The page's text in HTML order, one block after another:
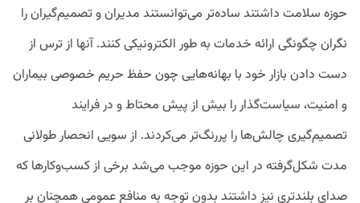
حوزه سلامت داشتند ساده‌تر می‌توانستند مدیران و تصمیم‌گیران را
نگران چگونگی ارائه خدمات به طور الکترونیکی کنند. آنها از ترس از
دست دادن بازار خود با بهانه‌هایی چون حفظ حریم خصوصی بیماران
و امنیت، سیاست‌گذار را بیش ‌از پیش محتاط و در فرایند
تصمیم‌گیری چالش‌ها را پررنگ‌تر می‌کردند. از سویی انحصار طولانی
مدت شکل‌گرفته در این حوزه موجب می‌شد برخی از کسب‌وکارها که
صدای بلندتری نیز داشتند بدون توجه به منافع عمومی همچنان بر